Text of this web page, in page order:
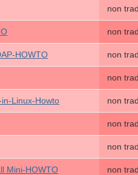
non
non
HOWTO non
non
Linux-Howto non
non
non
Mini-HOWTO non